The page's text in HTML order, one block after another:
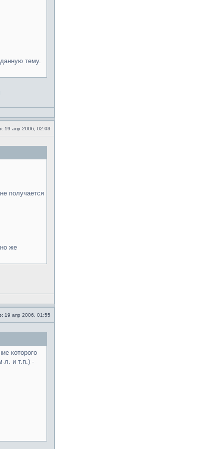
тему.
19 апр 2006, 02:03
получается
же
19 апр 2006, 01:55
которого
л. и т.п.) -